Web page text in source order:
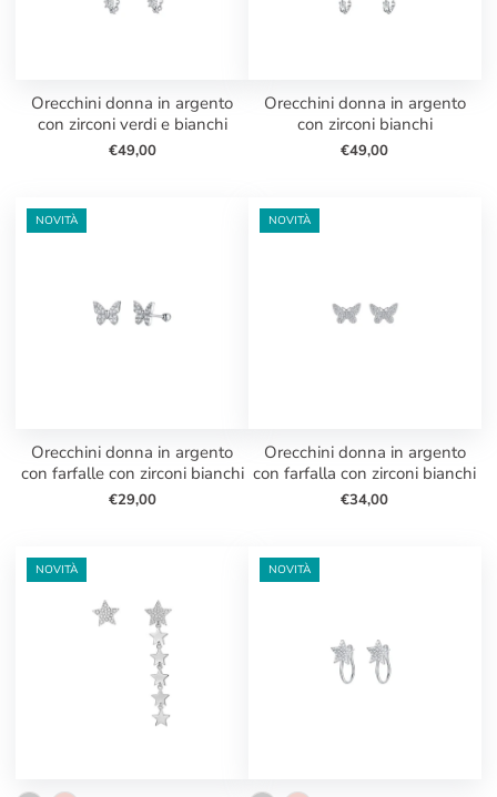
orecchini donna in argento
con zirconi verdi e bianchi
€49,00
orecchini donna in argento
con zirconi bianchi
€49,00
NOVITÀ
orecchini donna in argento
con farfalle con zirconi bianchi
€29,00
NOVITÀ
orecchini donna in argento
con farfalla con zirconi bianchi
€34,00
NOVITÀ NOVITÀ